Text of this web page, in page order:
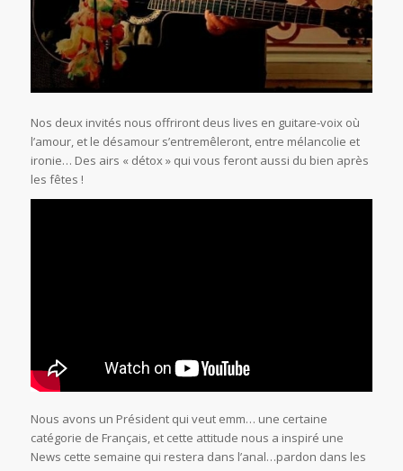
Nos deux invités nous offriront deus lives en guitare-voix où
l’amour, et le désamour s’entremêleront, entre mélancolie et
ironie… Des airs « détox » qui vous feront aussi du bien après
les fêtes !
Nous avons un Président qui veut emm… une certaine
catégorie de Français, et cette attitude nous a inspiré une
News cette semaine qui restera dans l’anal…pardon dans les